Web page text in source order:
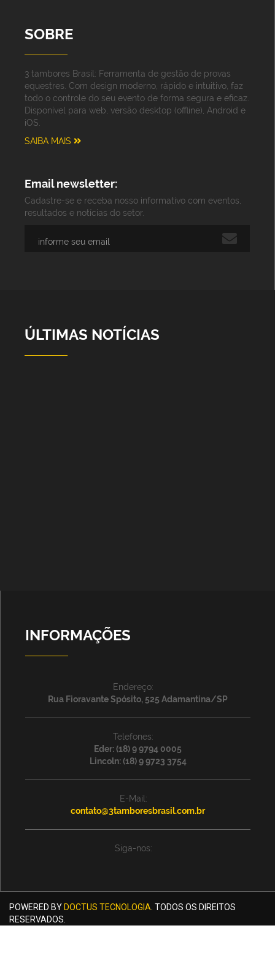
SOBRE
3 tambores Brasil: Ferramenta de gestão de provas
equestres. Com design moderno, rápido e intuitivo, faz
todo o controle do seu evento de forma segura e eficaz.
Disponível para web, versão desktop (offline), Android e
iOS.
SAIBA MAIS
Email newsletter:
Cadastre-se e receba nosso informativo com eventos,
resultados e notícias do setor.
ÚLTIMAS NOTÍCIAS
INFORMAÇÕES
Endereço:
Rua Fioravante Spósito, 525 Adamantina/SP
Telefones:
Eder: (18) 9 9794 0005
Lincoln: (18) 9 9723 3754
E-Mail:
contato@3tamboresbrasil.com.br
Siga-nos:
POWERED BY DOCTUS TECNOLOGIA . TODOS OS DIREITOS
RESERVADOS.